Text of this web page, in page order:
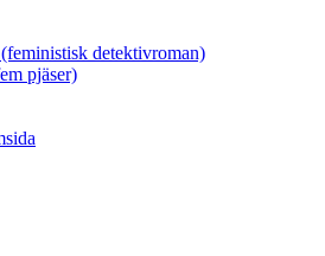
detektivroman)
pjäser)